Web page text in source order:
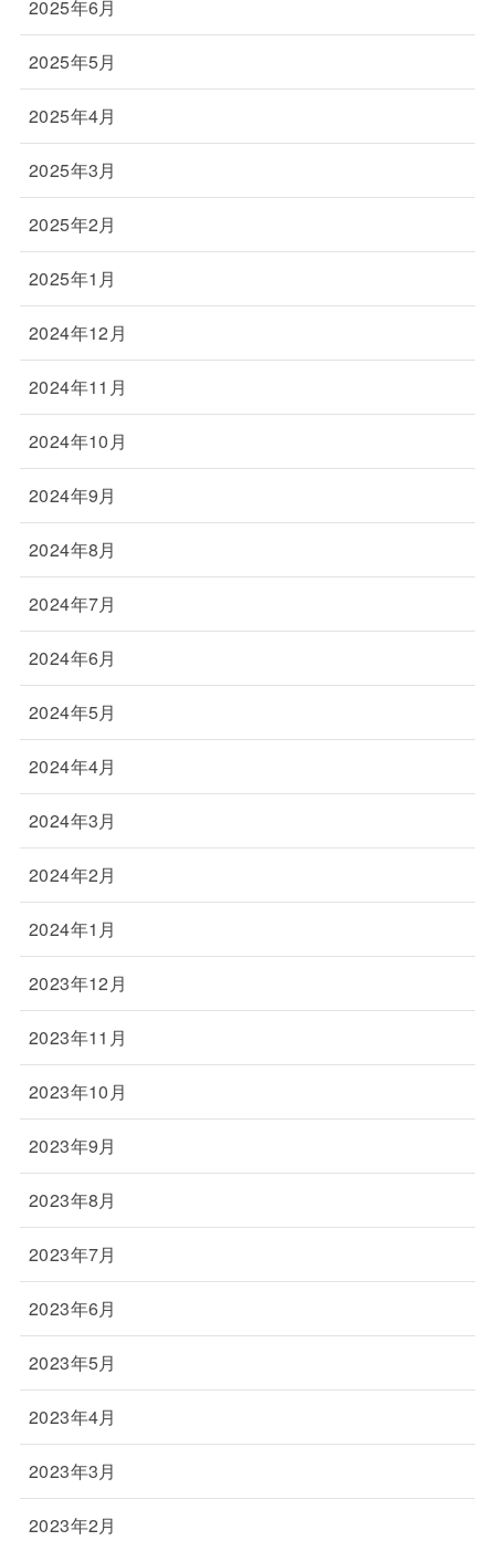
2025年6月
2025年5月
2025年4月
2025年3月
2025年2月
2025年1月
2024年12月
2024年11月
2024年10月
2024年9月
2024年8月
2024年7月
2024年6月
2024年5月
2024年4月
2024年3月
2024年2月
2024年1月
2023年12月
2023年11月
2023年10月
2023年9月
2023年8月
2023年7月
2023年6月
2023年5月
2023年4月
2023年3月
2023年2月